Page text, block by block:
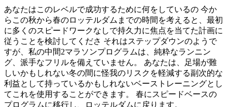
あなたはこのレベルで成功するために何をしているの 今か
らこの秋から春のロッテルダムまでの時間を考えると、最初
に多くのスピードワークなしで持久力に焦点を当てた計画に
従うことを検討してくださ それはステップダウンのようで
すが、私の中間2マラソンプログラムは、純粋なランニン
グ、派手なフリルを備えていません。 あなたは、足場が難
しいかもしれない冬の間に怪我のリスクを軽減する副次的な
利益として持っているかもしれないベーストレーニングとし
てこれを使用することができます。 春にスピードベースの
プログラムに移行し、ロッテルダムに戻ります。